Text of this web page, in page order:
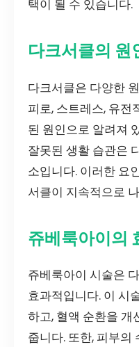
택이 될 수 있습니다.
다크서클의 원
다크서클은 다양한
피로, 스트레스, 유전
된 원인으로 알려져
잘못된 생활 습관은
소입니다. 이러한 요
서클이 지속적으로
쥬베룩아이의
쥬베룩아이 시술은
효과적입니다. 이 시
하고, 혈액 순환을 개
줍니다. 또한, 피부의